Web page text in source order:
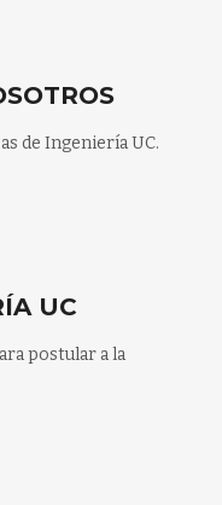
de Ingeniería UC.
UC
postular a la